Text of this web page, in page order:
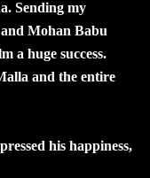
Sending my
Mohan Babu
a huge success.
and the entire
his happiness,